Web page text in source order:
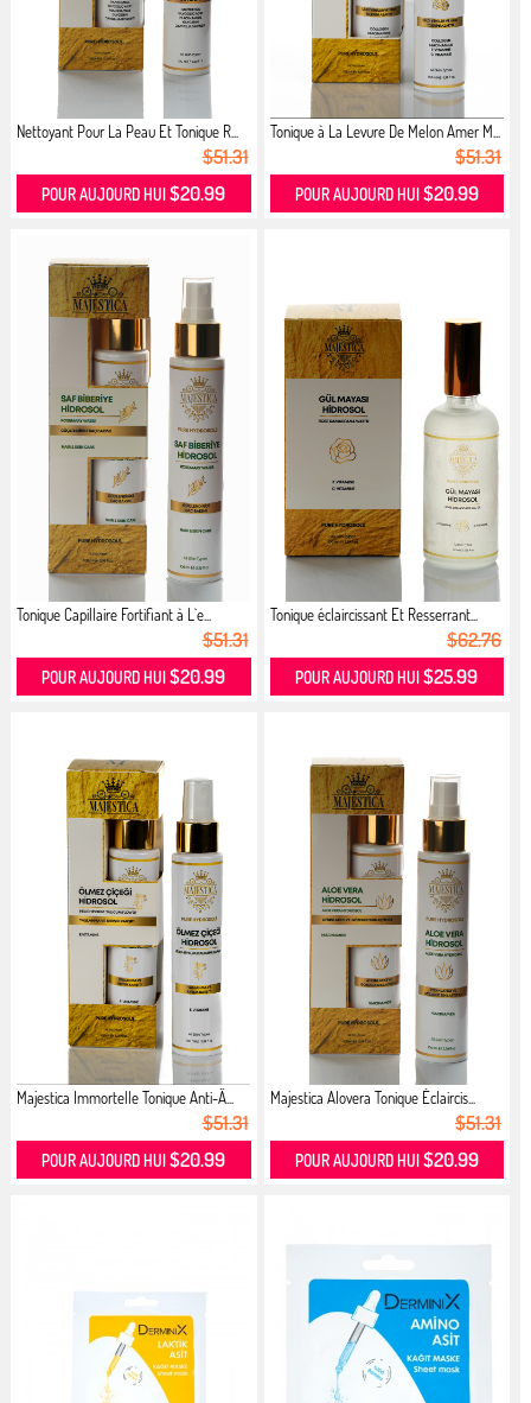
Nettoyant Pour La Peau Et Tonique R...
$51.31
POUR AUJOURD HUI$20.99
Tonique à La Levure De Melon Amer M...
$51.31
POUR AUJOURD HUI $20.99
Tonique Capillaire Fortifiant à L`e...
$51.31
POUR AUJOURD HUI$20.99
Tonique éclaircissant Et Resserrant...
$62.76
POUR AUJOURD HUI$25.99
Majestica Immortelle Tonique Anti-Â...
$51.31
POUR AUJOURD HUI$20.99
Majestica Alovera Tonique Éclaircis...
$51.31
POUR AUJOURD HUI $20.99